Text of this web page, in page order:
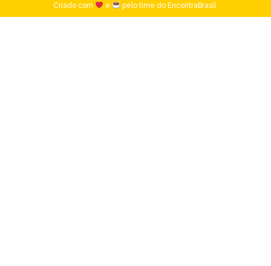
Criado com
e pelo time do EncontraBrasil